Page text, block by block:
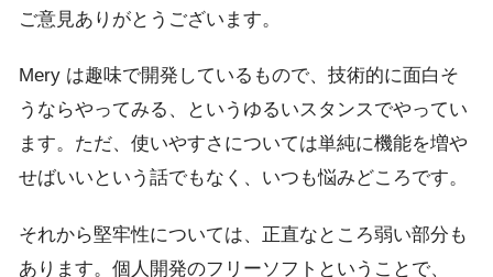
ご意見ありがとうございます。
Mery は趣味で開発しているもので、技術的に面白そ
うならやってみる、というゆるいスタンスでやってい
ます。ただ、使いやすさについては単純に機能を増や
せばいいという話でもなく、いつも悩みどころです。
それから堅牢性については、正直なところ弱い部分も
あります。個人開発のフリーソフトということで、